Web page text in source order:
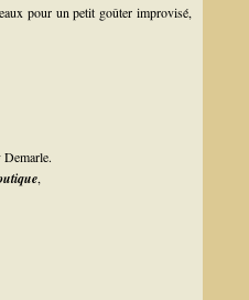
pour un petit goûter improvisé,
,